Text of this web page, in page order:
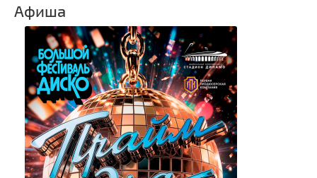
Афиша